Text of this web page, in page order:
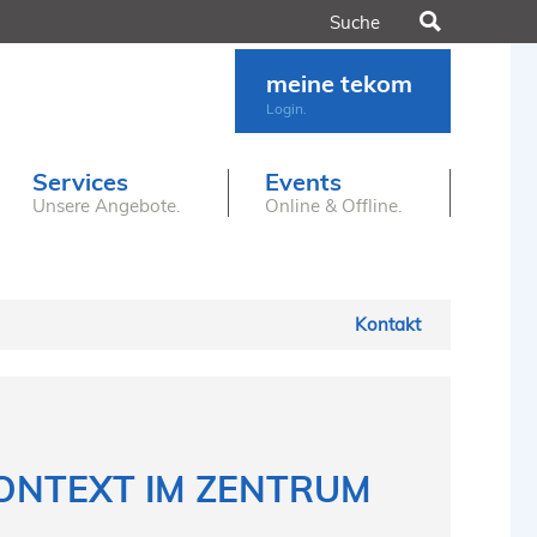
Services
Unsere Angebote.
Events
Online & Offline.
meine tekom
Login.
Kontakt
IM ZENTRUM